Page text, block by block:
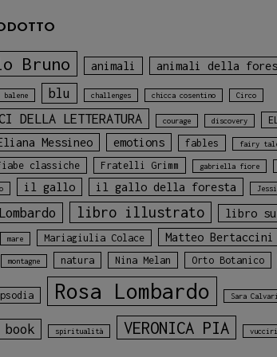
Bruno animali animali della
balene blu challenges chicca cosentino Circo
DELLA LETTERATURA courage discovery
Messineo emotions fables fairy
classiche Fratelli Grimm gabriella fiore
il gallo il gallo della foresta
libro illustrato
libro
mare Mariagiulia Colace Matteo Bertaccini
montagne natura Nina Melan Orto Botanico
Rosa Lombardo Sara
spiritualità VERONICA PIA